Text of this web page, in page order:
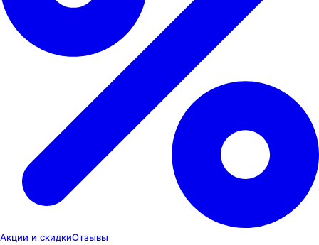
Акции и скидкиОтзывы